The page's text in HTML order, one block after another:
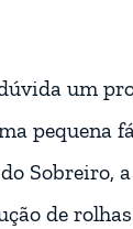
um
pequena
Sobreiro,
de